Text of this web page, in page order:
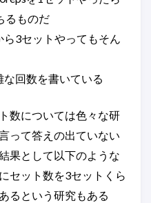
るものだ
3セットやってもそん
回数を書いている
数については色々な研
って答えの出ていない
果として以下のような
セット数を3セットくら
るという研究もある